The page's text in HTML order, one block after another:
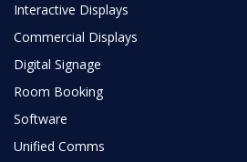
Interactive Displays
Commercial Displays
Digital Signage
Room Booking
Software
Unified Comms